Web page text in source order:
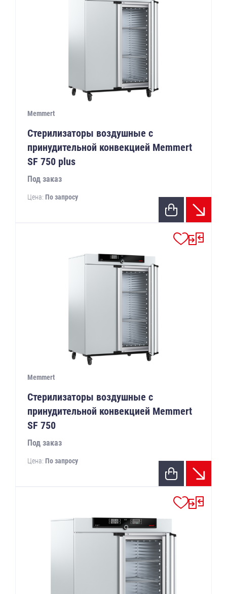
Memmert
Стерилизаторы воздушные с
принудительной конвекцией Memmert
SF 750 plus
Под заказ
Цена: По запросу
Memmert
Стерилизаторы воздушные с
принудительной конвекцией Memmert
SF 750
Под заказ
Цена: По запросу